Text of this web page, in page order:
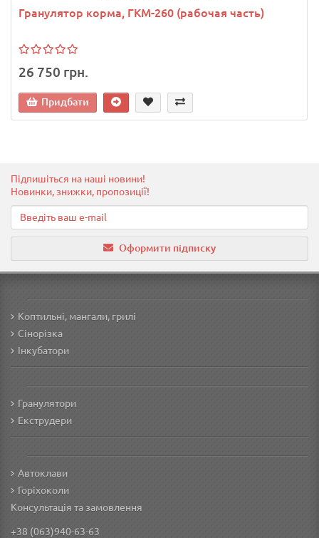
Гранулятор корма, ГКМ-260 (рабочая часть)
26 750 грн.
Придбати
Підпишіться на наші новини!
Новинки, знижки, пропозиції!
Оформити підписку
Коптильні, мангали, грилі
Сінорізка
Інкубатори
Гранулятори
Екструдери
Автоклави
Горіхоколи
Консультація та замовлення
+38 (063)940-63-63